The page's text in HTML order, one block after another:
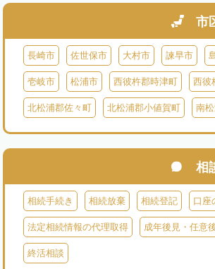
市
長崎市 佐世保市 大村市 諫早市
壱岐市 松浦市 西彼杵郡時津町 西彼
北松浦郡佐々町 北松浦郡小値賀町 南
相
相続手続き 相続放棄 相続登記 口座
法定相続情報の代理取得 成年後見・任意
終活相談